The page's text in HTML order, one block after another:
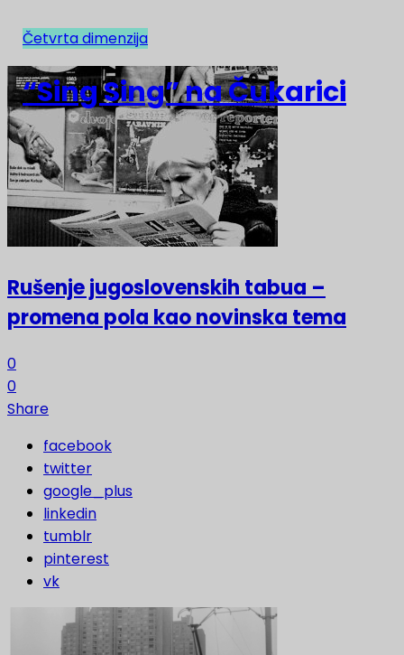
NAJNOVIJE
Rušenje jugoslovenskih tabua –
promena pola kao novinska tema
0
0
Share
facebook
twitter
google_plus
linkedin
tumblr
pinterest
vk
Četvrta dimenzija
“Sing Sing” na Čukarici